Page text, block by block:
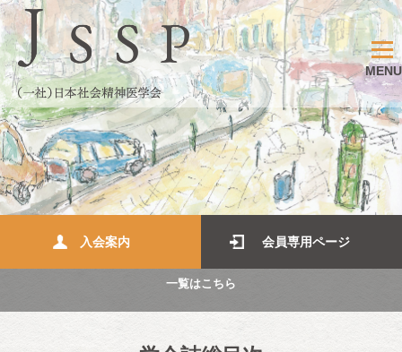
MENU
入会案内 会員専用ページ
一覧はこちら